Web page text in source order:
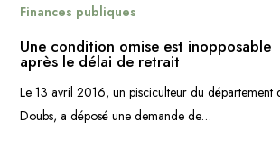
Finances publiques
Une condition omise est inopposable
après le délai de retrait
Le 13 avril 2016, un pisciculteur du département
Doubs, a déposé une demande de…